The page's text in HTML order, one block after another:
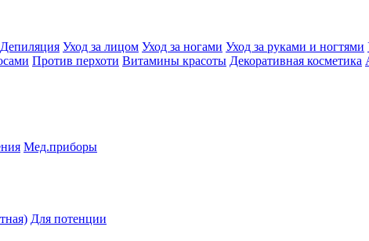
Депиляция Уход за лицом Уход за ногами Уход за руками и ногтями
Против перхоти Витамины красоты Декоративная косметика
Мед.приборы
Для потенции